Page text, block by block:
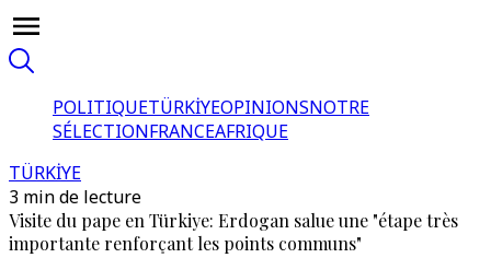
POLITIQUETÜRKİYEOPINIONSNOTRE
SÉLECTIONFRANCEAFRIQUE
TÜRKİYE
3 min de lecture
Visite du pape en Türkiye: Erdogan salue une "étape très
importante renforçant les points communs"